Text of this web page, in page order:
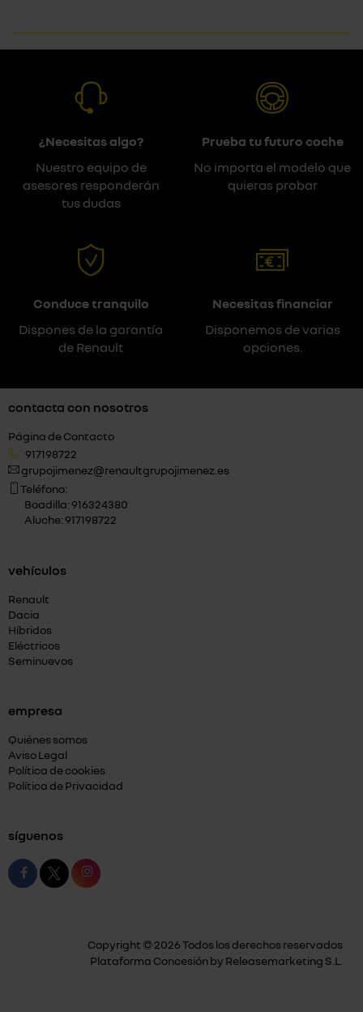
¿Necesitas algo?
Nuestro equipo de
asesores responderán
tus dudas
Prueba tu futuro coche
No importa el modelo que
quieras probar
Conduce tranquilo
Dispones de la garantía
de Renault
Necesitas financiar
Disponemos de varias
opciones.
contacta con nosotros
Página de Contacto
917198722
grupojimenez@renaultgrupojimenez.es
Teléfono:
Boadilla: 916324380
Aluche: 917198722
vehículos
Renault
Dacia
Híbridos
Eléctricos
Seminuevos
empresa
Quiénes somos
Aviso Legal
Política de cookies
Política de Privacidad
síguenos
Copyright © 2026 Todos los derechos reservados
Plataforma Concesión by Releasemarketing S.L.